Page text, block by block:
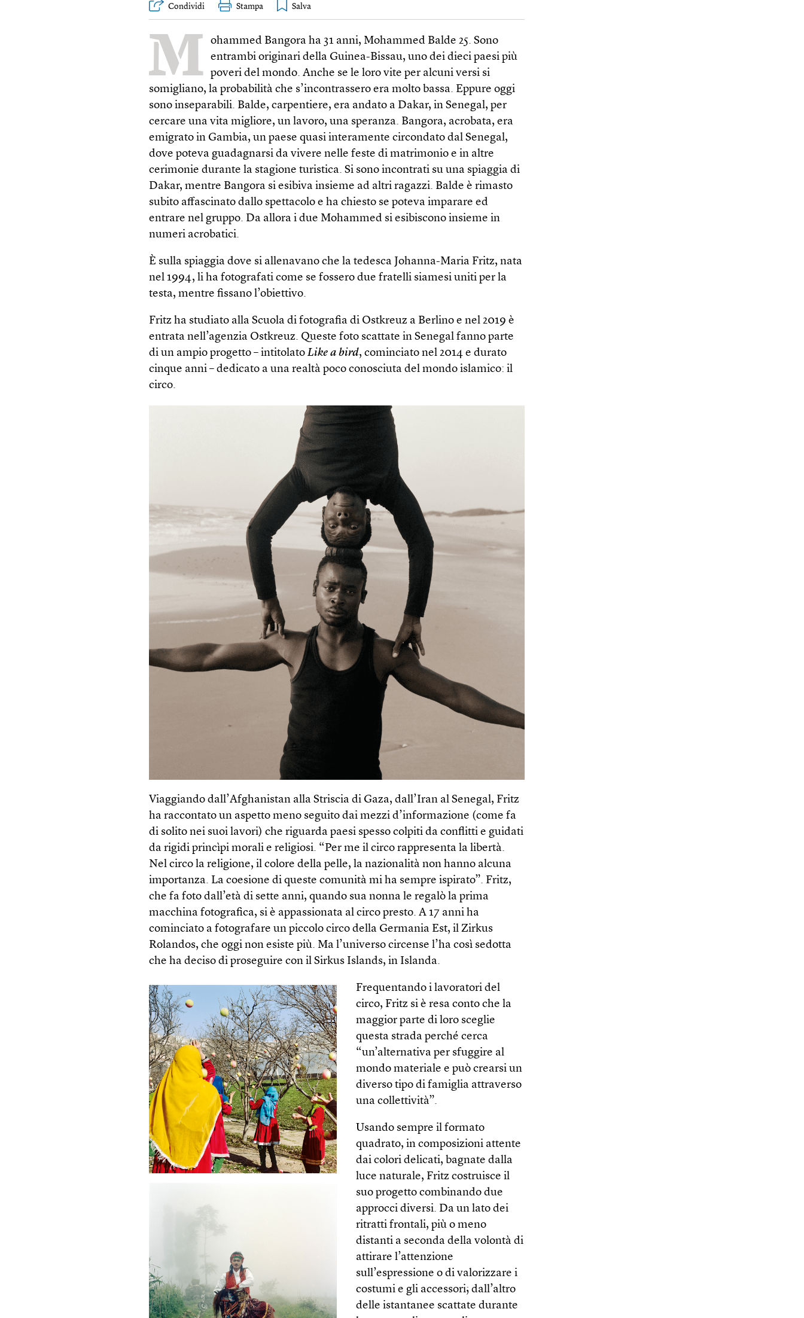
Condividi Stampa
M
ohammed Bangora ha 31 anni, Mohammed Balde 25. Sono
entrambi originari della Guinea-Bissau, uno dei dieci paesi più
poveri del mondo. Anche se le loro vite per alcuni versi si
somigliano, la probabilità che s’incontrassero era molto bassa. Eppure oggi
sono inseparabili. Balde, carpentiere, era andato a Dakar, in Senegal, per
cercare una vita migliore, un lavoro, una speranza. Bangora, acrobata, era
emigrato in Gambia, un paese quasi interamente circondato dal Senegal,
dove poteva guadagnarsi da vivere nelle feste di matrimonio e in altre
cerimonie durante la stagione turistica. Si sono incontrati su una spiaggia di
Dakar, mentre Bangora si esibiva insieme ad altri ragazzi. Balde è rimasto
subito affascinato dallo spettacolo e ha chiesto se poteva imparare ed
entrare nel gruppo. Da allora i due Mohammed si esibiscono insieme in
numeri acrobatici.
È sulla spiaggia dove si allenavano che la tedesca Johanna-Maria Fritz, nata
nel 1994, li ha fotografati come se fossero due fratelli siamesi uniti per la
testa, mentre fissano l’obiettivo.
Fritz ha studiato alla Scuola di fotografia di Ostkreuz a Berlino e nel 2019 è
entrata nell’agenzia Ostkreuz. Queste foto scattate in Senegal fanno parte
di un ampio progetto – intitolatoLike a bird, cominciato nel 2014 e durato
cinque anni – dedicato a una realtà poco conosciuta del mondo islamico: il
circo.
Viaggiando dall’Afghanistan alla Striscia di Gaza, dall’Iran al Senegal, Fritz
ha raccontato un aspetto meno seguito dai mezzi d’informazione (come fa
di solito nei suoi lavori) che riguarda paesi spesso colpiti da conflitti e guidati
da rigidi princìpi morali e religiosi. “Per me il circo rappresenta la libertà.
Nel circo la religione, il colore della pelle, la nazionalità non hanno alcuna
importanza. La coesione di queste comunità mi ha sempre ispirato”. Fritz,
che fa foto dall’età di sette anni, quando sua nonna le regalò la prima
macchina fotografica, si è appassionata al circo presto. A 17 anni ha
cominciato a fotografare un piccolo circo della Germania Est, il Zirkus
Rolandos, che oggi non esiste più. Ma l’universo circense l’ha così sedotta
che ha deciso di proseguire con il Sirkus Islands, in Islanda.
Frequentando i lavoratori del
circo, Fritz si è resa conto che la
maggior parte di loro sceglie
questa strada perché cerca
“un’alternativa per sfuggire al
mondo materiale e può crearsi un
diverso tipo di famiglia attraverso
una collettività”.
Usando sempre il formato
quadrato, in composizioni attente
dai colori delicati, bagnate dalla
luce naturale, Fritz costruisce il
suo progetto combinando due
approcci diversi. Da un lato dei
ritratti frontali, più o meno
distanti a seconda della volontà di
attirare l’attenzione
sull’espressione o di valorizzare i
costumi e gli accessori; dall’altro
delle istantanee scattate durante